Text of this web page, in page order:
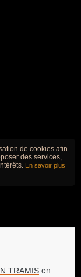
de cookies afin
des services,
En savoir plus
TRAMIS en